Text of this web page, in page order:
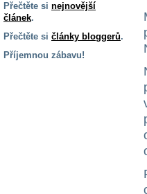
Přečtěte si nejnovější
článek.
Přečtěte si články bloggerů.
Příjemnou zábavu!